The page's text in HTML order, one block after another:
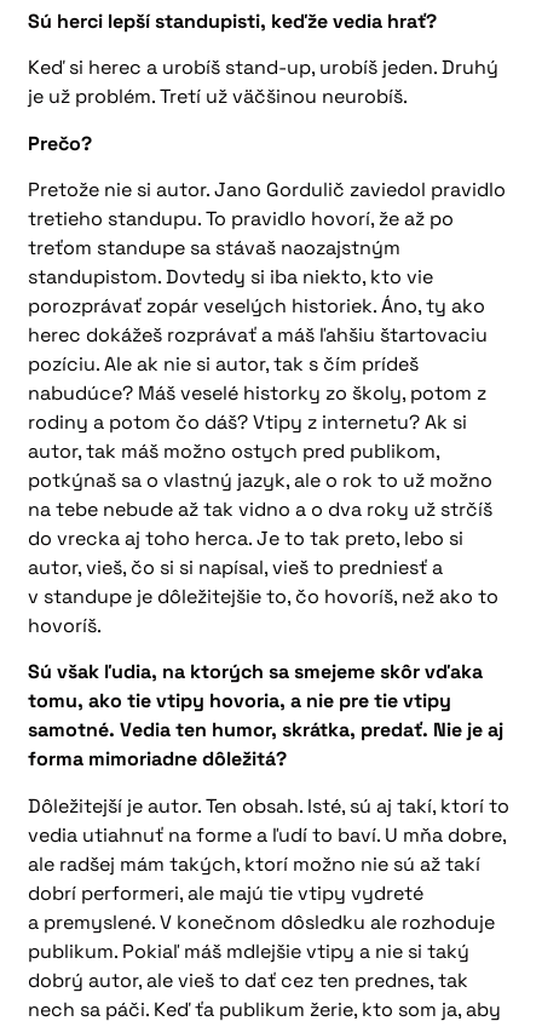
Sú herci lepší standupisti, keďže vedia hrať?
Keď si herec a urobíš stand-up, urobíš jeden. Druhý
je už problém. Tretí už väčšinou neurobíš.
Prečo?
Pretože nie si autor. Jano Gordulič zaviedol pravidlo
tretieho standupu. To pravidlo hovorí, že až po
treťom standupe sa stávaš naozajstným
standupistom. Dovtedy si iba niekto, kto vie
porozprávať zopár veselých historiek. Áno, ty ako
herec dokážeš rozprávať a máš ľahšiu štartovaciu
pozíciu. Ale ak nie si autor, tak s čím prídeš
nabudúce? Máš veselé historky zo školy, potom z
rodiny a potom čo dáš? Vtipy z internetu? Ak si
autor, tak máš možno ostych pred publikom,
potkýnaš sa o vlastný jazyk, ale o rok to už možno
na tebe nebude až tak vidno a o dva roky už strčíš
do vrecka aj toho herca. Je to tak preto, lebo si
autor, vieš, čo si si napísal, vieš to predniesť a
v standupe je dôležitejšie to, čo hovoríš, než ako to
hovoríš.
Sú však ľudia, na ktorých sa smejeme skôr vďaka
tomu, ako tie vtipy hovoria, a nie pre tie vtipy
samotné. Vedia ten humor, skrátka, predať. Nie je aj
forma mimoriadne dôležitá?
Dôležitejší je autor. Ten obsah. Isté, sú aj takí, ktorí to
vedia utiahnuť na forme a ľudí to baví. U mňa dobre,
ale radšej mám takých, ktorí možno nie sú až takí
dobrí performeri, ale majú tie vtipy vydreté
a premyslené. V konečnom dôsledku ale rozhoduje
publikum. Pokiaľ máš mdlejšie vtipy a nie si taký
dobrý autor, ale vieš to dať cez ten prednes, tak
nech sa páči. Keď ťa publikum žerie, kto som ja, aby